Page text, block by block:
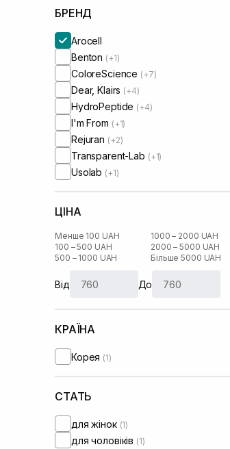
БРЕНД
Arocell
Benton (+1)
ColoreScience (+7)
Dear, Klairs (+4)
HydroPeptide (+4)
I'm From (+1)
Rejuran (+2)
Transparent-Lab (+1)
Usolab (+1)
ЦІНА
Менше 100 UAH
100 – 500 UAH
500 – 1000 UAH
1000 – 2000 UAH
2000 – 5000 UAH
Більше 5000 UAH
Від До
КРАЇНА
Корея (1)
СТАТЬ
для жінок (1)
для чоловіків (1)